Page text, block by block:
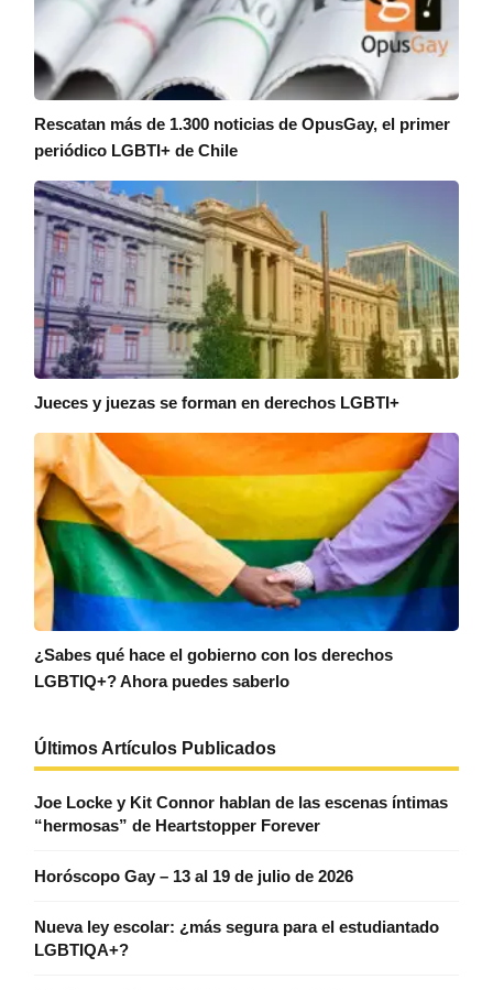
Rescatan más de 1.300 noticias de OpusGay, el primer
periódico LGBTI+ de Chile
Jueces y juezas se forman en derechos LGBTI+
¿Sabes qué hace el gobierno con los derechos
LGBTIQ+? Ahora puedes saberlo
Últimos Artículos Publicados
Joe Locke y Kit Connor hablan de las escenas íntimas
“hermosas” de Heartstopper Forever
Horóscopo Gay – 13 al 19 de julio de 2026
Nueva ley escolar: ¿más segura para el estudiantado
LGBTIQA+?